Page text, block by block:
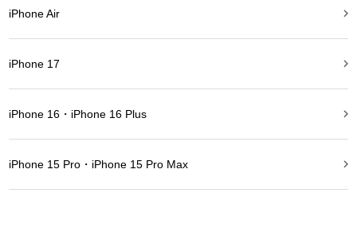
iPhone Air 
iPhone 17 
iPhone 16・iPhone 16 Plus 
iPhone 15 Pro・iPhone 15 Pro Max 